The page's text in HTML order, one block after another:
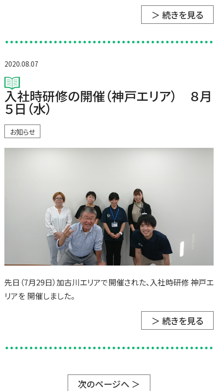
＞ 続きを見る
2020.08.07
入社時研修の開催（神戸エリア） ８月
５日（水）
お知らせ
先日（7月29日）加古川エリアで開催された、入社時研修 神戸エ
リアを 開催しました。
＞ 続きを見る
次のページへ ＞